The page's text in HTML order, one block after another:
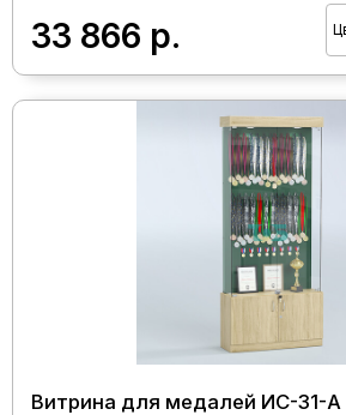
33 866 р.
Витрина для медалей ИС-31-А